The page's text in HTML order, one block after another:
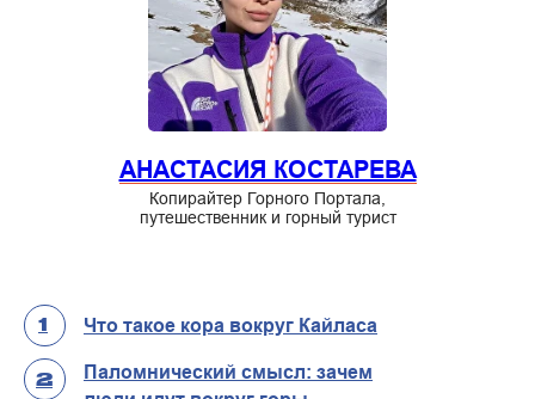
АНАСТАСИЯ КОСТАРЕВА
Копирайтер Горного Портала,
путешественник и горный турист
Паломнический смысл: зачем
Что такое кора вокруг Кайласа
1
2